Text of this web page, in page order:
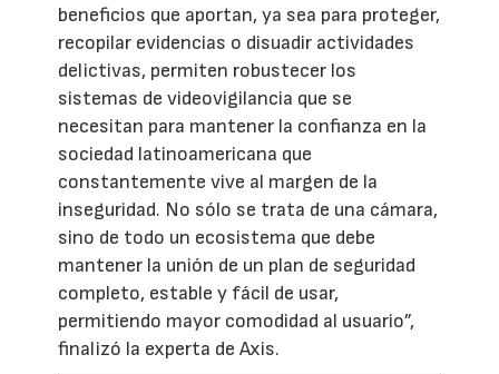
beneficios que aportan, ya sea para proteger,
recopilar evidencias o disuadir actividades
delictivas, permiten robustecer los
sistemas de videovigilancia que se
necesitan para mantener la confianza en la
sociedad latinoamericana que
constantemente vive al margen de la
inseguridad. No sólo se trata de una cámara,
sino de todo un ecosistema que debe
mantener la unión de un plan de seguridad
completo, estable y fácil de usar,
permitiendo mayor comodidad al usuario”,
finalizó la experta de Axis.